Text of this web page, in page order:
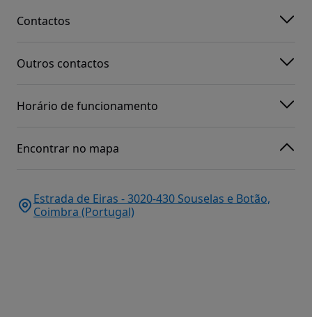
Contactos
Outros contactos
Horário de funcionamento
Encontrar no mapa
Estrada de Eiras - 3020-430 Souselas e Botão,
Coimbra (Portugal)